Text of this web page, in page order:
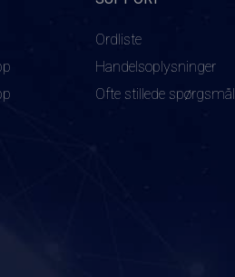
Ordliste
Handelsoplysninger
Ofte stillede spørgsmål